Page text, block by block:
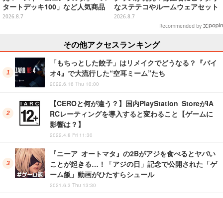
タートデッキ100」など人気商品
が対象
2026.8.7
なステテコやルームウェアセット
2026.8.7
Recommended by
その他アクセスランキング
「もちっとした餃子」はリメイクでどうなる？『バイ
オ4』で大流行した“空耳ミーム”たち
2022.6.16 Thu 10:00
【CEROと何が違う？】国内PlayStation StoreがIA
RCレーティングを導入すると変わること【ゲームに
影響は？】
2022.4.8 Fri 11:30
『ニーア オートマタ』の2Bがアジを食べるとヤバい
ことが起きる…！「アジの日」記念で公開された「ゲ
ーム飯」動画がひたすらシュール
2021.6.3 Thu 13:30